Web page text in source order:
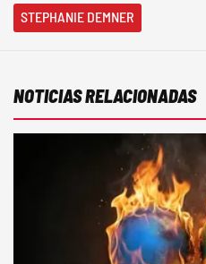
STEPHANIE DEMNER
NOTICIAS RELACIONADAS